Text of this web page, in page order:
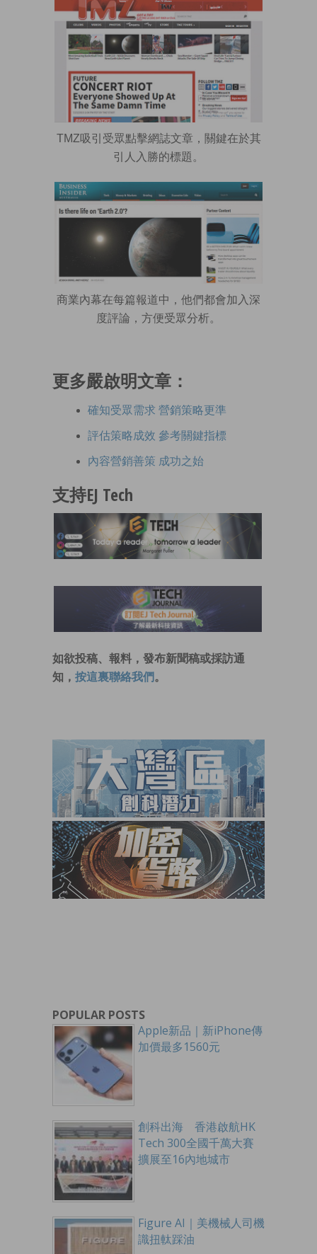
TMZ吸引受眾點擊網誌文章，關鍵在於其
引人入勝的標題。
商業內幕在每篇報道中，他們都會加入深
度評論，方便受眾分析。
更多嚴啟明文章：
確知受眾需求 營銷策略更準
評估策略成效 參考關鍵指標
內容營銷善策 成功之始
支持EJ Tech
如欲投稿、報料，發布新聞稿或採訪通
知， 按這裏聯絡我們 。
POPULAR POSTS
Apple新品｜新iPhone傳
加價最多1560元
創科出海 香港啟航HK
Tech 300全國千萬大賽
擴展至16內地城市
Figure AI｜美機械人司機
識扭軚踩油